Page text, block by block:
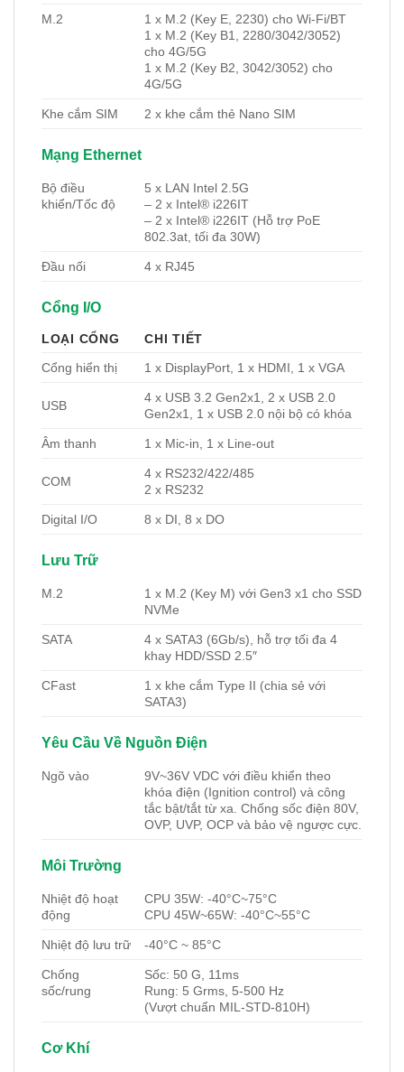
M.2
1 x M.2 (Key E, 2230) cho Wi-Fi/BT
1 x M.2 (Key B1, 2280/3042/3052)
cho 4G/5G
1 x M.2 (Key B2, 3042/3052) cho
4G/5G
Khe cắm SIM 2 x khe cắm thẻ Nano SIM
Mạng Ethernet
Bộ điều
khiển/Tốc độ
5 x LAN Intel 2.5G
– 2 x Intel® i226IT
– 2 x Intel® i226IT (Hỗ trợ PoE
802.3at, tối đa 30W)
Đầu nối 4 x RJ45
Cổng I/O
LOẠI CỔNG
CHI TIẾT
Cổng hiển thị
1 x DisplayPort, 1 x HDMI, 1 x VGA
USB
4 x USB 3.2 Gen2x1, 2 x USB 2.0
Gen2x1, 1 x USB 2.0 nội bộ có khóa
Âm thanh 1 x Mic-in, 1 x Line-out
COM
4 x RS232/422/485
2 x RS232
Digital I/O 8 x DI, 8 x DO
Lưu Trữ
M.2
1 x M.2 (Key M) với Gen3 x1 cho SSD
NVMe
SATA
4 x SATA3 (6Gb/s), hỗ trợ tối đa 4
khay HDD/SSD 2.5″
CFast
1 x khe cắm Type II (chia sẻ với
SATA3)
Yêu Cầu Về Nguồn Điện
Ngõ vào
9V~36V VDC với điều khiển theo
khóa điện (Ignition control) và công
tắc bật/tắt từ xa. Chống sốc điện 80V,
OVP, UVP, OCP và bảo vệ ngược cực.
Môi Trường
Nhiệt độ hoạt
động
CPU 35W: -40°C~75°C
CPU 45W~65W: -40°C~55°C
Nhiệt độ lưu trữ -40°C ~ 85°C
Chống
sốc/rung
Sốc: 50 G, 11ms
Rung: 5 Grms, 5-500 Hz
(Vượt chuẩn MIL-STD-810H)
Cơ Khí